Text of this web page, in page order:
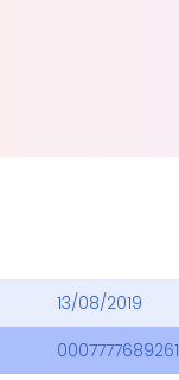
13/08/2019
0007777689261